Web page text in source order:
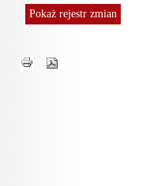
Pokażrejestr zmian